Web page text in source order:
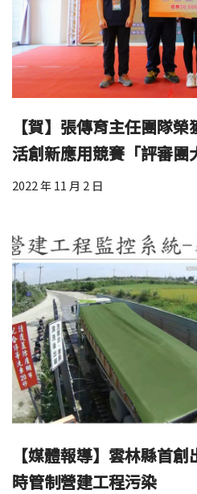
【賀】張傳育主任團隊
活創新應用競賽「評審團
2022 年 11 月 2 日
【媒體報導】雲林縣首
時管制營建工程污染